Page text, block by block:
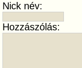
Nick név:
Hozzászólás: